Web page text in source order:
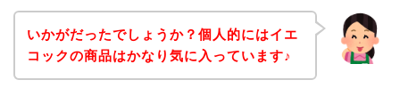
いかがだったでしょうか？個人的にはイエ
コックの商品はかなり気に入っています♪